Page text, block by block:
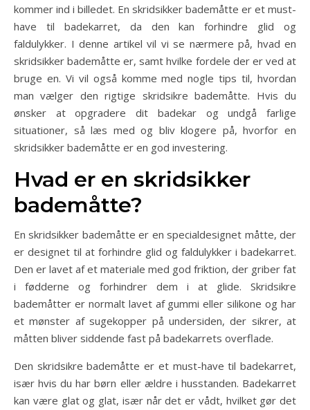
kommer ind i billedet. En skridsikker bademåtte er et must-
have til badekarret, da den kan forhindre glid og
faldulykker. I denne artikel vil vi se nærmere på, hvad en
skridsikker bademåtte er, samt hvilke fordele der er ved at
bruge en. Vi vil også komme med nogle tips til, hvordan
man vælger den rigtige skridsikre bademåtte. Hvis du
ønsker at opgradere dit badekar og undgå farlige
situationer, så læs med og bliv klogere på, hvorfor en
skridsikker bademåtte er en god investering.
Hvad er en skridsikker
bademåtte?
En skridsikker bademåtte er en specialdesignet måtte, der
er designet til at forhindre glid og faldulykker i badekarret.
Den er lavet af et materiale med god friktion, der griber fat
i fødderne og forhindrer dem i at glide. Skridsikre
bademåtter er normalt lavet af gummi eller silikone og har
et mønster af sugekopper på undersiden, der sikrer, at
måtten bliver siddende fast på badekarrets overflade.
Den skridsikre bademåtte er et must-have til badekarret,
især hvis du har børn eller ældre i husstanden. Badekarret
kan være glat og glat, især når det er vådt, hvilket gør det